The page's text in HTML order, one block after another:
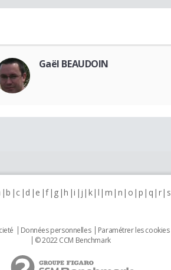
Gaël BEAUDOIN
b c d e f g h i j k l m n o p q r s
Données personnelles Paramétrer les cookies
© 2022 CCM Benchmark